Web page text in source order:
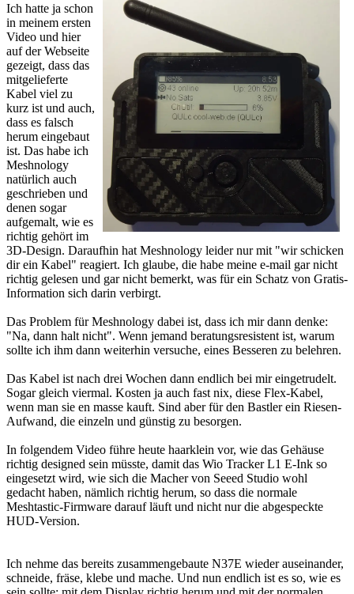
Ich hatte ja schon
in meinem ersten
Video und hier
auf der Webseite
gezeigt, dass das
mitgelieferte
Kabel viel zu
kurz ist und auch,
dass es falsch
herum eingebaut
ist. Das habe ich
Meshnology
natürlich auch
geschrieben und
denen sogar
aufgemalt, wie es
richtig gehört im
3D-Design. Daraufhin hat Meshnology leider nur mit "wir schicken
dir ein Kabel" reagiert. Ich glaube, die habe meine e-mail gar nicht
richtig gelesen und gar nicht bemerkt, was für ein Schatz von Gratis-
Information sich darin verbirgt.
Das Problem für Meshnology dabei ist, dass ich mir dann denke:
"Na, dann halt nicht". Wenn jemand beratungsresistent ist, warum
sollte ich ihm dann weiterhin versuche, eines Besseren zu belehren.
Das Kabel ist nach drei Wochen dann endlich bei mir eingetrudelt.
Sogar gleich viermal. Kosten ja auch fast nix, diese Flex-Kabel,
wenn man sie en masse kauft. Sind aber für den Bastler ein Riesen-
Aufwand, die einzeln und günstig zu besorgen.
In folgendem Video führe heute haarklein vor, wie das Gehäuse
richtig designed sein müsste, damit das Wio Tracker L1 E-Ink so
eingesetzt wird, wie sich die Macher von Seeed Studio wohl
gedacht haben, nämlich richtig herum, so dass die normale
Meshtastic-Firmware darauf läuft und nicht nur die abgespeckte
HUD-Version.
Ich nehme das bereits zusammengebaute N37E wieder auseinander,
schneide, fräse, klebe und mache. Und nun endlich ist es so, wie es